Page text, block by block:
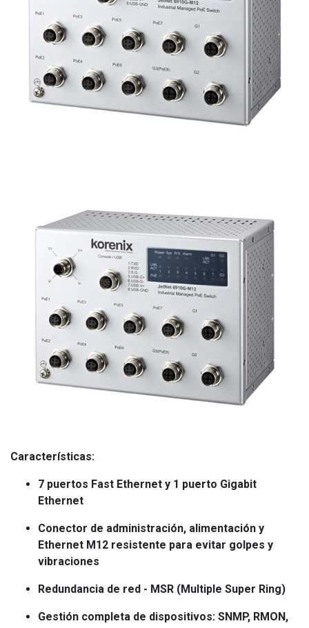
Características:
7 puertos Fast Ethernet y 1 puerto Gigabit
Ethernet
Conector de administración, alimentación y
Ethernet M12 resistente para evitar golpes y
vibraciones
Redundancia de red - MSR (Multiple Super Ring)
Gestión completa de dispositivos: SNMP, RMON,